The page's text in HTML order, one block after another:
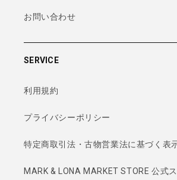
お問い合わせ
SERVICE
利用規約
プライバシーポリシー
特定商取引法・古物営業法に基づく表
MARK & LONA MARKET STORE 公式